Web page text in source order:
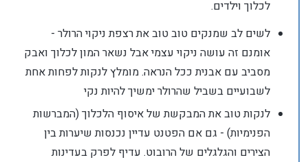
לכלוך וילדים.
לשים לב שמנקים טוב טוב את רצפת ניקוי הרולר -
אומנם זה עושה ניקוי עצמי אבל נשאר המון לכלוך ואבק
מסביב עם אבנית ככל הנראה. מומלץ לנקות לפחות אחת
לשבועיים בשביל שהרולר ימשיך להיות נקי
לנקות טוב את המבקשת של איסוף הלכלוך (המברשות
הפנימיות) - גם אם הפטנט עדיין נכנסות שיערות בין
הצירים והגלגלים של הרובוט. עדיף לפרק בעדינות